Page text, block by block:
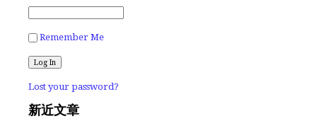
Remember Me
Lost your password?
新近文章